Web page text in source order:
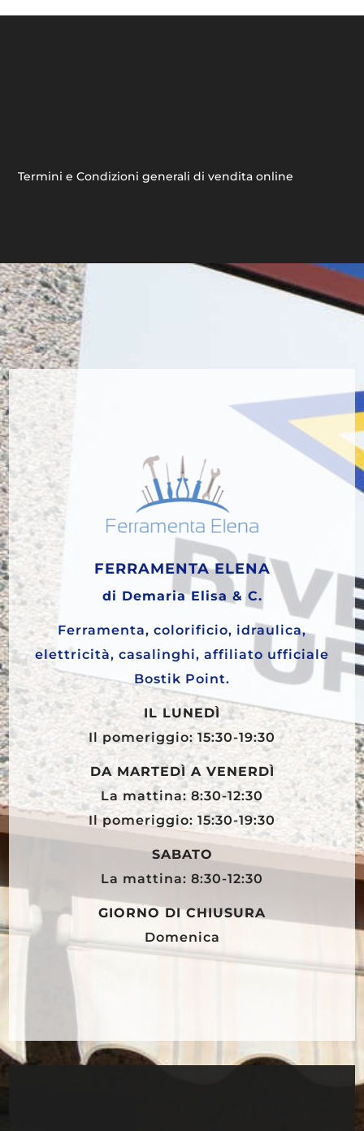
Termini e Condizioni generali di vendita online
FERRAMENTA ELENA
di Demaria Elisa & C.
Ferramenta, colorificio, idraulica,
elettricità, casalinghi, affiliato ufficiale
Bostik Point.
IL LUNEDÌ
Il pomeriggio: 15:30-19:30
DA MARTEDÌ A VENERDÌ
La mattina: 8:30-12:30
Il pomeriggio: 15:30-19:30
SABATO
La mattina: 8:30-12:30
GIORNO DI CHIUSURA
Domenica